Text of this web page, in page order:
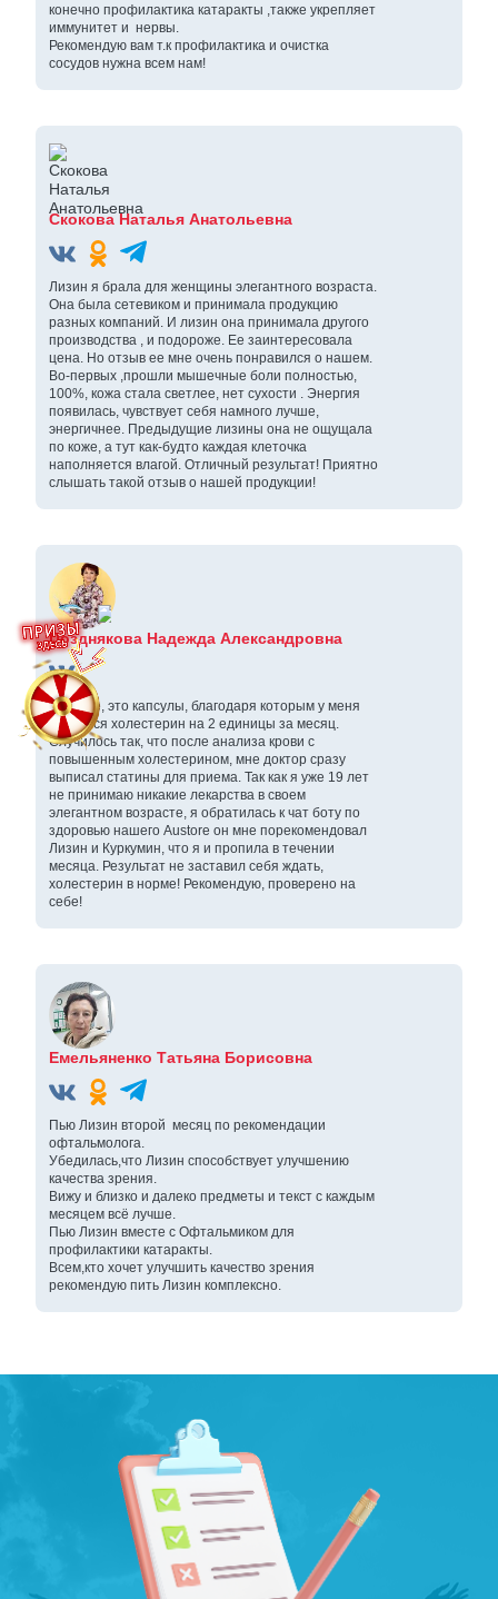
конечно профилактика катаракты ,также укрепляет
иммунитет и нервы.
Рекомендую вам т.к профилактика и очистка
сосудов нужна всем нам!
Скокова Наталья Анатольевна
Лизин я брала для женщины элегантного возраста.
Она была сетевиком и принимала продукцию
разных компаний. И лизин она принимала другого
производства , и подороже. Ее заинтересовала
цена. Но отзыв ее мне очень понравился о нашем.
Во-первых ,прошли мышечные боли полностью,
100%, кожа стала светлее, нет сухости . Энергия
появилась, чувствует себя намного лучше,
энергичнее. Предыдущие лизины она не ощущала
по коже, а тут как-будто каждая клеточка
наполняется влагой. Отличный результат! Приятно
слышать такой отзыв о нашей продукции!
Позднякова Надежда Александровна
L-Lysine, это капсулы, благодаря которым у меня
снизился холестерин на 2 единицы за месяц.
Случилось так, что после анализа крови с
повышенным холестерином, мне доктор сразу
выписал статины для приема. Так как я уже 19 лет
не принимаю никакие лекарства в своем
элегантном возрасте, я обратилась к чат боту по
здоровью нашего Austore он мне порекомендовал
Лизин и Куркумин, что я и пропила в течении
месяца. Результат не заставил себя ждать,
холестерин в норме! Рекомендую, проверено на
себе!
Емельяненко Татьяна Борисовна
Пью Лизин второй месяц по рекомендации
офтальмолога.
Убедилась,что Лизин способствует улучшению
качества зрения.
Вижу и близко и далеко предметы и текст с каждым
месяцем всё лучше.
Пью Лизин вместе с Офтальмиком для
профилактики катаракты.
Всем,кто хочет улучшить качество зрения
рекомендую пить Лизин комплексно.